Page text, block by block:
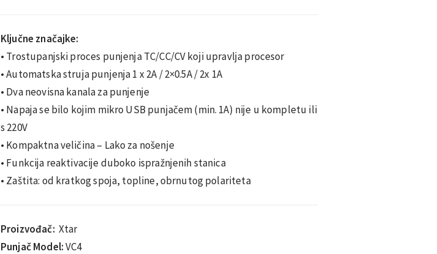
Ključne značajke:
• Trostupanjski proces punjenja TC/CC/CV koji upravlja procesor
• Automatska struja punjenja 1 x 2A / 2×0.5A / 2x 1A
• Dva neovisna kanala za punjenje
• Napaja se bilo kojim mikro USB punjačem (min. 1A) nije u kompletu ili
s 220V
• Kompaktna veličina – Lako za nošenje
• Funkcija reaktivacije duboko ispražnjenih stanica
• Zaštita: od kratkog spoja, topline, obrnutog polariteta
Proizvođač: Xtar
Punjač Model:VC4